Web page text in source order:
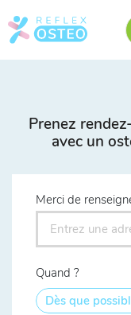
Prenez
avec un
Merci de
Quand ?
Dès que